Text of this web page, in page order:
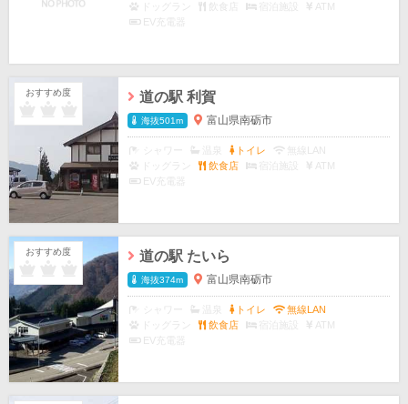
ドッグラン
飲食店 宿泊施設
ATM
EV充電器
おすすめ度 道の駅 利賀
海抜501m 富山県南砺市
トイレ
無線LAN
ドッグラン
飲食店 宿泊施設
ATM
EV充電器
おすすめ度 道の駅 たいら
海抜374m 富山県南砺市
トイレ
無線LAN
ドッグラン
飲食店 宿泊施設
ATM
EV充電器